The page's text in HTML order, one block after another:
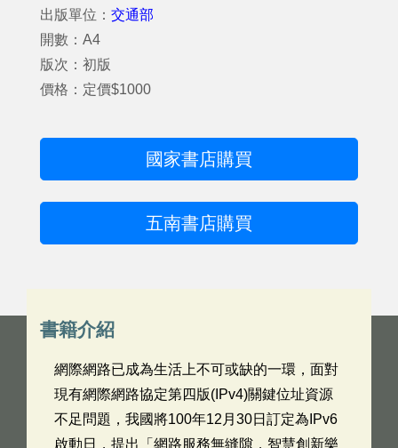
出版單位： 交通部
開數：A4
版次：初版
價格：定價$1000
國家書店購買
五南書店購買
書籍介紹
網際網路已成為生活上不可或缺的一環，面對
現有網際網路協定第四版(IPv4)關鍵位址資源
不足問題，我國將100年12月30日訂定為IPv6
啟動日，提出「網路服務無縫隙，智慧創新樂